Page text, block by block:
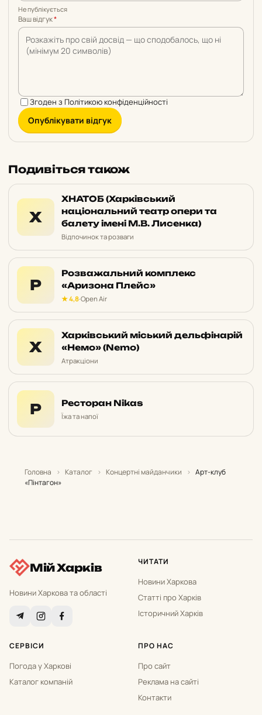
Не публікується
Ваш відгук*
Згоден з Політикою конфіденційності
Опублікувати відгук
Подивіться також
Х
ХНАТОБ (Харківський
національний театр опери та
балету імені М.В. Лисенка)
Відпочинок та розваги
Р
Розважальний комплекс
«Аризона Плейс»
★ 4,8·Open Air
Х
Харківський міський дельфінарій
«Немо» (Nemo)
Атракціони
Р Ресторан Nikas
Їжа та напої
Головна › Каталог › Концертні майданчики › Арт-клуб
«Пінтагон»
Мій Харків
Новини Харкова та області
ЧИТАТИ
Новини Харкова
Статті про Харків
Історичний Харків
СЕРВІСИ
Погода у Харкові
Каталог компаній
ПРО НАС
Про сайт
Реклама на сайті
Контакти